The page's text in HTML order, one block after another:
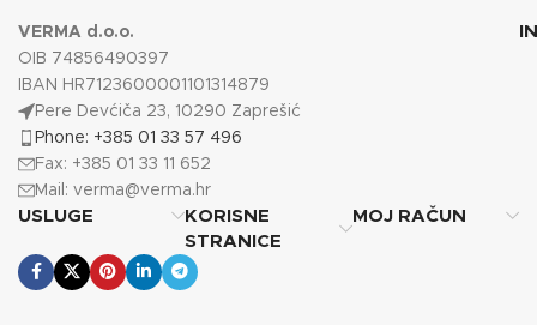
VERMA d.o.o.
OIB 74856490397
IBAN HR7123600001101314879
Pere Devćiča 23, 10290 Zaprešić
Phone: +385 01 33 57 496
Fax: +385 01 33 11 652
Mail: verma@verma.hr
USLUGE
KORISNE
STRANICE
MOJ RAČUN